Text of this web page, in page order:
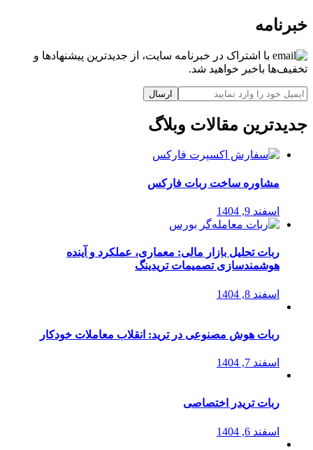
خبرنامه
با اشتراک در خبرنامه سایت، از جدیدترین پیشنهادها و
تخفیف‌ها باخبر خواهید شد.
ارسال
جدیدترین مقالات وبلاگ
مشاوره ساخت ربات فارکس
اسفند 9, 1404
ربات تحلیل بازار مالی: معماری، عملکرد و آینده
هوشمندسازی تصمیمات تریدینگ
اسفند 8, 1404
ربات هوش مصنوعی در ترید: انقلاب معاملات خودکار
اسفند 7, 1404
ربات تریدر اختصاصی
اسفند 6, 1404